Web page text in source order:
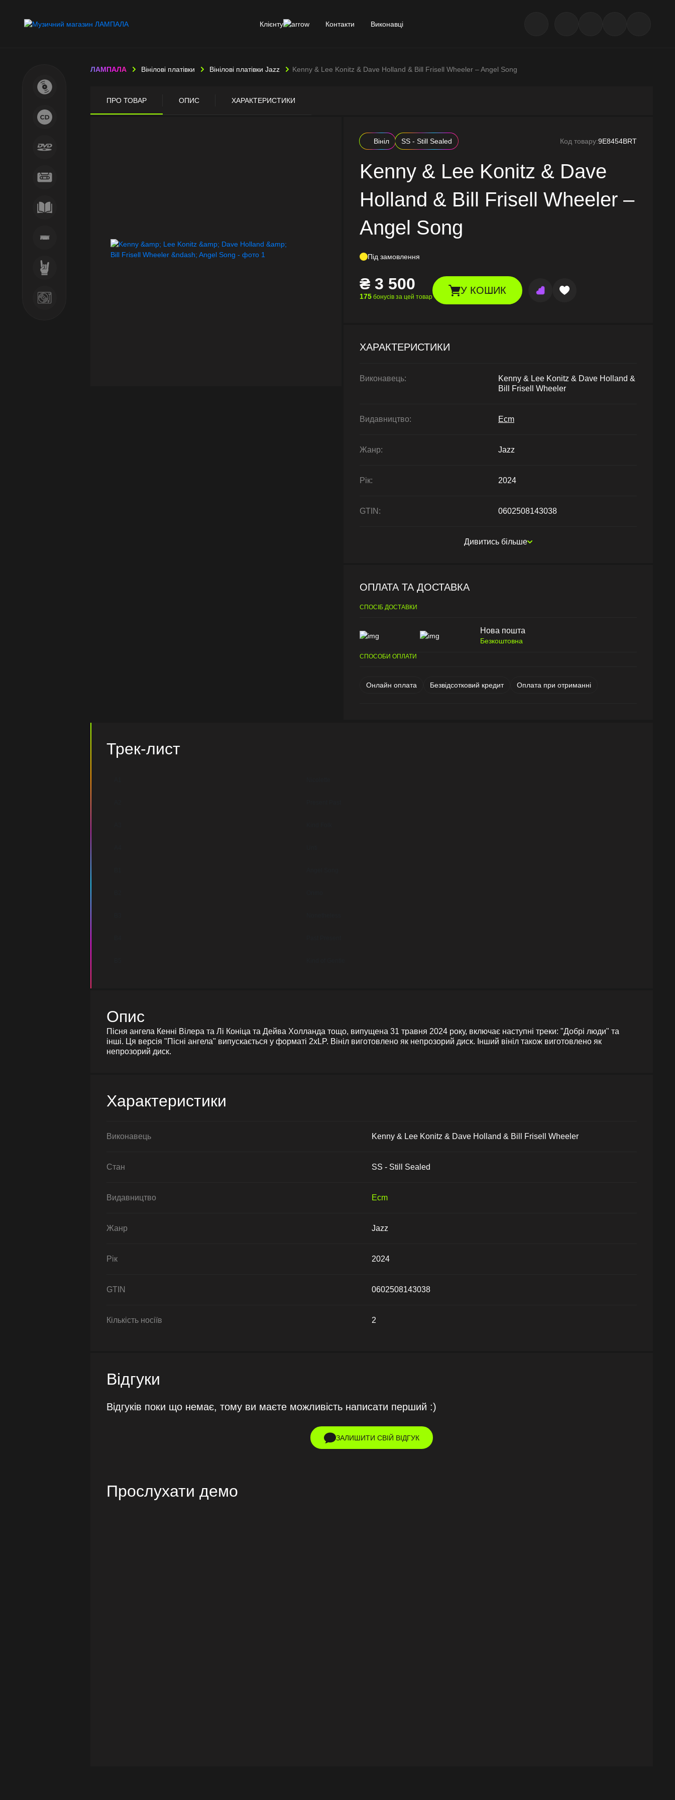
Клієнту Контакти Виконавці
ЛАМПАЛА Вінілові платівки Вінілові платівки Jazz Kenny & Lee Konitz & Dave Holland & Bill Frisell Wheeler – Angel Song
ПРО ТОВАР ОПИС ХАРАКТЕРИСТИКИ
Вініл SS - Still Sealed Код товару:9E8454BRT
Kenny & Lee Konitz & Dave
Holland & Bill Frisell Wheeler –
Angel Song
Під замовлення
₴ 3 500
175 бонусів за цей товар
У КОШИК
ХАРАКТЕРИСТИКИ
Виконавець:
Kenny & Lee Konitz & Dave Holland &
Bill Frisell Wheeler
Видавництво: Ecm
Жанр: Jazz
Рік: 2024
GTIN: 0602508143038
Дивитись більше
ОПЛАТА ТА ДОСТАВКА
СПОСІБ ДОСТАВКИ
Нова пошта
Безкоштовна
СПОСОБИ ОПЛАТИ
Онлайн оплата Безвідсотковий кредит Оплата при отриманні
Трек-лист
Опис
Пісня ангела Кенні Вілера та Лі Коніца та Дейва Холланда тощо, випущена 31 травня 2024 року, включає наступні треки: "Добрі люди" та
інші. Ця версія "Пісні ангела" випускається у форматі 2xLP. Вініл виготовлено як непрозорий диск. Інший вініл також виготовлено як
непрозорий диск.
Характеристики
Виконавець Kenny & Lee Konitz & Dave Holland & Bill Frisell Wheeler
Стан SS - Still Sealed
Видавництво Ecm
Жанр Jazz
Рік 2024
GTIN 0602508143038
Кількість носіїв 2
Відгуки
Відгуків поки що немає, тому ви маєте можливість написати перший :)
ЗАЛИШИТИ СВІЙ ВІДГУК
Прослухати демо